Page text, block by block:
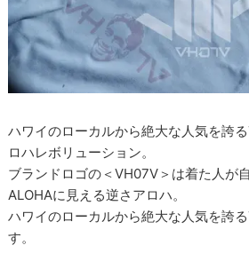
ハワイのローカルから絶大な人気を誇
ロハレボリューション。
ブランドロゴの＜VH07V＞は着た人が
ALOHAに見える逆さアロハ。
ハワイのローカルから絶大な人気を誇
す。